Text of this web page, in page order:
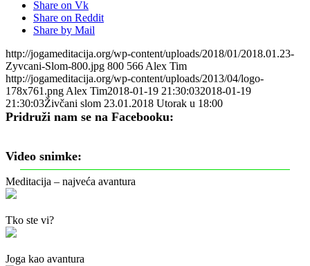
Share on Vk
Share on Reddit
Share by Mail
http://jogameditacija.org/wp-content/uploads/2018/01/2018.01.23-
Zyvcani-Slom-800.jpg 800 566 Alex Tim
http://jogameditacija.org/wp-content/uploads/2013/04/logo-
178x761.png Alex Tim2018-01-19 21:30:032018-01-19
21:30:03Živčani slom 23.01.2018 Utorak u 18:00
Pridruži nam se na Facebooku:
Video snimke:
Meditacija – najveća avantura
Tko ste vi?
Joga kao avantura